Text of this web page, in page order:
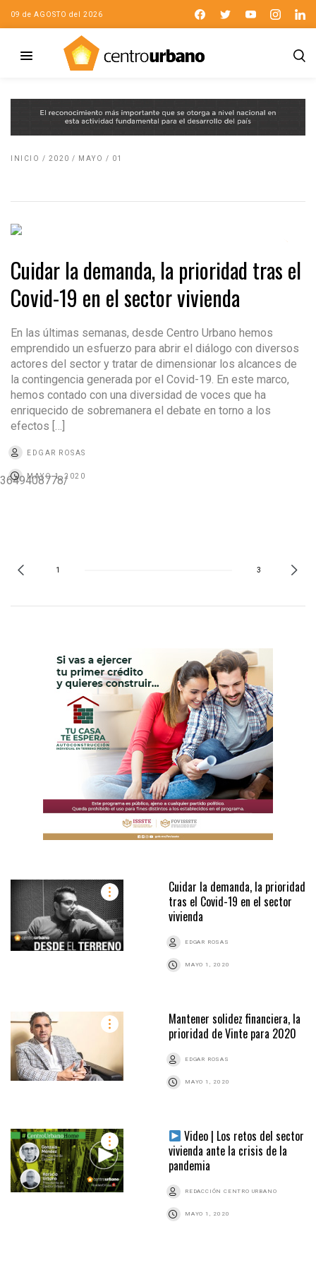
09 de AGOSTO del 2026
INICIO / 2020 / MAYO / 01
Cuidar la demanda, la prioridad tras el
Covid-19 en el sector vivienda
En las últimas semanas, desde Centro Urbano hemos
emprendido un esfuerzo para abrir el diálogo con diversos
actores del sector y tratar de dimensionar los alcances de
la contingencia generada por el Covid-19. En este marco,
hemos contado con una diversidad de voces que ha
enriquecido de sobremanera el debate en torno a los
efectos […]
EDGAR ROSAS
MAYO 1, 2020
1 3
Cuidar la demanda, la prioridad
tras el Covid-19 en el sector
vivienda
EDGAR ROSAS
MAYO 1, 2020
Mantener solidez financiera, la
prioridad de Vinte para 2020
EDGAR ROSAS
MAYO 1, 2020
Video | Los retos del sector
vivienda ante la crisis de la
pandemia
REDACCIÓN CENTRO URBANO
MAYO 1, 2020